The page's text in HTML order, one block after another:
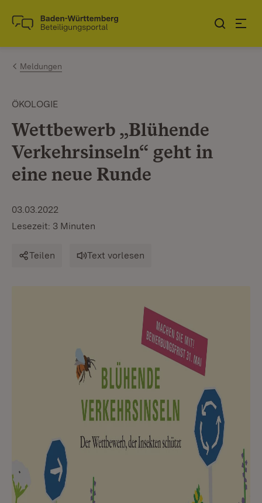
Zum Inhalt springen
Link zur Startseite
Meldungen
ÖKOLOGIE
Wettbewerb „Blühende
Verkehrsinseln“ geht in
eine neue Runde
03.03.2022
Lesezeit: 3 Minuten
Teilen Text vorlesen